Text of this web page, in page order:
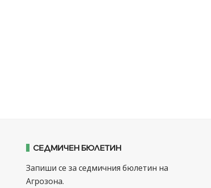
СЕДМИЧЕН БЮЛЕТИН
Запиши се за седмичния бюлетин на
Агрозона.